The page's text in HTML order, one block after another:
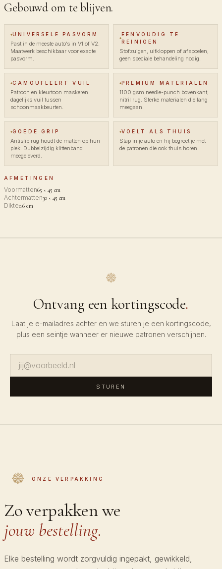
Gebouwd om te blijven.
UNIVERSELE PASVORM
Past in de meeste auto’s in V1 of V2.
Maatwerk beschikbaar voor exacte
pasvorm.
EENVOUDIG TE
REINIGEN
Stofzuigen, uitkloppen of afspoelen,
geen speciale behandeling nodig.
CAMOUFLEERT VUIL
Patroon en kleurtoon maskeren
dagelijks vuil tussen
schoonmaakbeurten.
PREMIUM MATERIALEN
1100 gsm needle-punch bovenkant,
nitril rug. Sterke materialen die lang
meegaan.
GOEDE GRIP
Antislip rug houdt de matten op hun
plek. Dubbelzijdig klittenband
meegeleverd.
VOELT ALS THUIS
Stap in je auto en hij begroet je met
de patronen die ook thuis horen.
AFMETINGEN
Voormatten65 × 45 cm
Achtermatten30 × 45 cm
Dikte0.6 cm
Ontvang een kortingscode.
Laat je e-mailadres achter en we sturen je een kortingscode,
plus een seintje wanneer er nieuwe patronen verschijnen.
STUREN
ONZE VERPAKKING
Zo verpakken we
jouw bestelling.
Elke bestelling wordt zorgvuldig ingepakt, gewikkeld,